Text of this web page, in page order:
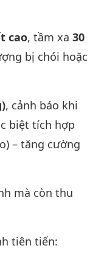
cao, tầm xa 30
bị chói hoặc
, cảnh báo khi
biệt tích hợp
– tăng cường
mà còn thu
tiên tiến: